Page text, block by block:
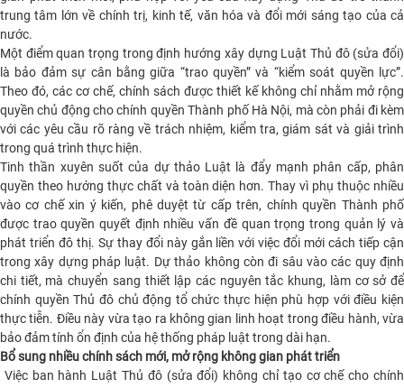
trung tâm lớn về chính trị, kinh tế, văn hóa và đổi mới sáng tạo của cả
nước.
Một điểm quan trọng trong định hướng xây dựng Luật Thủ đô (sửa đổi)
là bảo đảm sự cân bằng giữa “trao quyền” và “kiểm soát quyền lực”.
Theo đó, các cơ chế, chính sách được thiết kế không chỉ nhằm mở rộng
quyền chủ động cho chính quyền Thành phố Hà Nội, mà còn phải đi kèm
với các yêu cầu rõ ràng về trách nhiệm, kiểm tra, giám sát và giải trình
trong quá trình thực hiện.
Tinh thần xuyên suốt của dự thảo Luật là đẩy mạnh phân cấp, phân
quyền theo hướng thực chất và toàn diện hơn. Thay vì phụ thuộc nhiều
vào cơ chế xin ý kiến, phê duyệt từ cấp trên, chính quyền Thành phố
được trao quyền quyết định nhiều vấn đề quan trọng trong quản lý và
phát triển đô thị. Sự thay đổi này gắn liền với việc đổi mới cách tiếp cận
trong xây dựng pháp luật. Dự thảo không còn đi sâu vào các quy định
chi tiết, mà chuyển sang thiết lập các nguyên tắc khung, làm cơ sở để
chính quyền Thủ đô chủ động tổ chức thực hiện phù hợp với điều kiện
thực tiễn. Điều này vừa tạo ra không gian linh hoạt trong điều hành, vừa
bảo đảm tính ổn định của hệ thống pháp luật trong dài hạn.
Bổ sung nhiều chính sách mới, mở rộng không gian phát triển
Việc ban hành Luật Thủ đô (sửa đổi) không chỉ tạo cơ chế cho chính